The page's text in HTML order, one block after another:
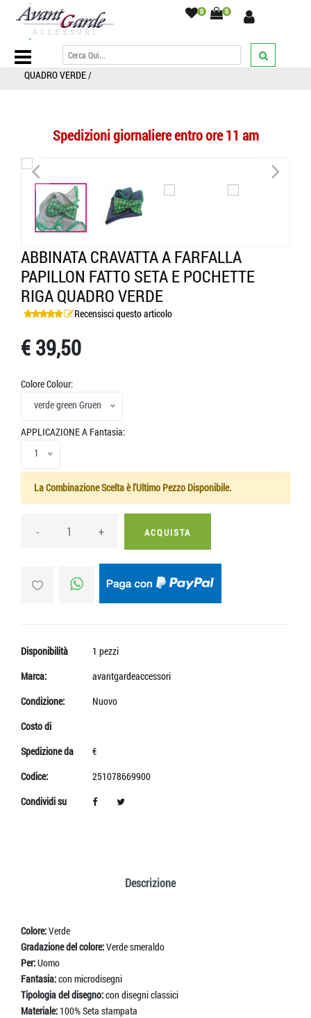
0 0
Home Page/PAPILLON/Completi Pochette Taschino/ABBINATA
CRAVATTA A FARFALLA PAPILLON FATTO SETA E POCHETTE RIGA
QUADRO VERDE/
Spedizioni giornaliere entro ore 11 am
< >
ABBINATA CRAVATTA A FARFALLA
PAPILLON FATTO SETA E POCHETTE
RIGA QUADRO VERDE
Recensisci questo articolo
€ 39,50
Colore Colour:
verde green Gruen
APPLICAZIONE A Fantasia:
1
La Combinazione Scelta è l'Ultimo Pezzo Disponibile.
- + ACQUISTA
Disponibilità
1 pezzi
Marca:
avantgardeaccessori
Condizione:
Nuovo
Costo di
Spedizione da
€
Codice:
251078669900
Condividi su
Descrizione
Colore:Verde
Gradazione del colore:Verde smeraldo
Per:Uomo
Fantasia:con microdisegni
Tipologia del disegno:con disegni classici
Materiale: 100% Seta stampata